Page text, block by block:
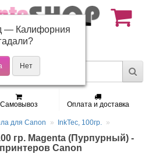
01-37
19:00
Самовывоз Оплата и доставка
для Canon InkTec, 100гр.
гр. Magenta (Пурпурный) -
Canon
— Калифорния